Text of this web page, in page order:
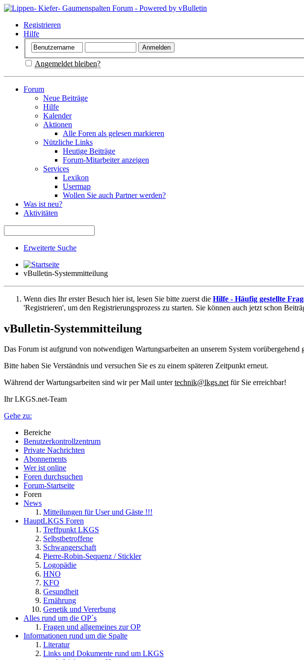
Registrieren
Hilfe
Angemeldet bleiben?
Forum
Neue Beiträge
Hilfe
Kalender
Aktionen
Alle Foren als gelesen markieren
Nützliche Links
Heutige Beiträge
Forum-Mitarbeiter anzeigen
Services
Lexikon
Usermap
Wollen Sie auch Partner werden?
Was ist neu?
Aktivitäten
Erweiterte Suche
vBulletin-Systemmitteilung
Wenn dies Ihr erster Besuch hier ist, lesen Sie bitte zuerst die Hilfe - Häufig gestellte
'Registrieren', um den Registrierungsprozess zu starten. Sie können auch jetzt schon
vBulletin-Systemmitteilung
Das Forum ist aufgrund von notwendigen Wartungsarbeiten an unserem System vorübergehend
Bitte haben Sie Verständnis und versuchen Sie es zu einem späteren Zeitpunkt erneut.
Während der Wartungsarbeiten sind wir per Mail untertechnik@lkgs.netfür Sie erreichbar!
Ihr LKGS.net-Team
Gehe zu:
Bereiche
Benutzerkontrollzentrum
Private Nachrichten
Abonnements
Wer ist online
Foren durchsuchen
Forum-Startseite
Foren
News
Mitteilungen für User und Gäste !!!
HauptLKGS Foren
Treffpunkt LKGS
Selbstbetroffene
Schwangerschaft
Pierre-Robin-Sequenz / Stickler
Logopädie
HNO
KFO
Gesundheit
Ernährung
Genetik und Vererbung
Alles rund um die OP´s
Fragen und allgemeines zur OP
Informationen rund um die Spalte
Literatur
Links und Dokumente rund um LKGS